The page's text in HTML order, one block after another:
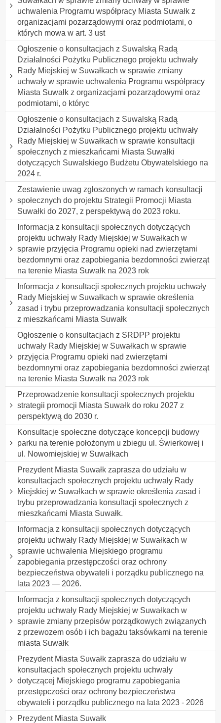
uchwalenia Programu współpracy Miasta Suwałk z
organizacjami pozarządowymi oraz podmiotami, o
których mowa w art. 3 ust
Ogłoszenie o konsultacjach z Suwalską Radą
Działalności Pożytku Publicznego projektu uchwały
Rady Miejskiej w Suwałkach w sprawie zmiany
uchwały w sprawie uchwalenia Programu współpracy
Miasta Suwałk z organizacjami pozarządowymi oraz
podmiotami, o któryc
Ogłoszenie o konsultacjach z Suwalską Radą
Działalności Pożytku Publicznego projektu uchwały
Rady Miejskiej w Suwałkach w sprawie konsultacji
społecznych z mieszkańcami Miasta Suwałki
dotyczących Suwalskiego Budżetu Obywatelskiego na
2024 r.
Zestawienie uwag zgłoszonych w ramach konsultacji
społecznych do projektu Strategii Promocji Miasta
Suwałki do 2027, z perspektywą do 2023 roku.
Informacja z konsultacji społecznych dotyczących
projektu uchwały Rady Miejskiej w Suwałkach w
sprawie przyjęcia Programu opieki nad zwierzętami
bezdomnymi oraz zapobiegania bezdomności zwierząt
na terenie Miasta Suwałk na 2023 rok
Informacja z konsultacji społecznych projektu uchwały
Rady Miejskiej w Suwałkach w sprawie określenia
zasad i trybu przeprowadzania konsultacji społecznych
z mieszkańcami Miasta Suwałk
Ogłoszenie o konsultacjach z SRDPP projektu
uchwały Rady Miejskiej w Suwałkach w sprawie
przyjęcia Programu opieki nad zwierzętami
bezdomnymi oraz zapobiegania bezdomności zwierząt
na terenie Miasta Suwałk na 2023 rok
Przeprowadzenie konsultacji społecznych projektu
strategii promocji Miasta Suwałk do roku 2027 z
perspektywą do 2030 r.
Konsultacje społeczne dotyczące koncepcji budowy
parku na terenie położonym u zbiegu ul. Świerkowej i
ul. Nowomiejskiej w Suwałkach
Prezydent Miasta Suwałk zaprasza do udziału w
konsultacjach społecznych projektu uchwały Rady
Miejskiej w Suwałkach w sprawie określenia zasad i
trybu przeprowadzania konsultacji społecznych z
mieszkańcami Miasta Suwałk.
Informacja z konsultacji społecznych dotyczących
projektu uchwały Rady Miejskiej w Suwałkach w
sprawie uchwalenia Miejskiego programu
zapobiegania przestępczości oraz ochrony
bezpieczeństwa obywateli i porządku publicznego na
lata 2023 — 2026.
Informacja z konsultacji społecznych dotyczących
projektu uchwały Rady Miejskiej w Suwałkach w
sprawie zmiany przepisów porządkowych związanych
z przewozem osób i ich bagażu taksówkami na terenie
miasta Suwałk
Prezydent Miasta Suwałk zaprasza do udziału w
konsultacjach społecznych projektu uchwały
dotyczącej Miejskiego programu zapobiegania
przestępczości oraz ochrony bezpieczeństwa
obywateli i porządku publicznego na lata 2023 - 2026
Prezydent Miasta Suwałk